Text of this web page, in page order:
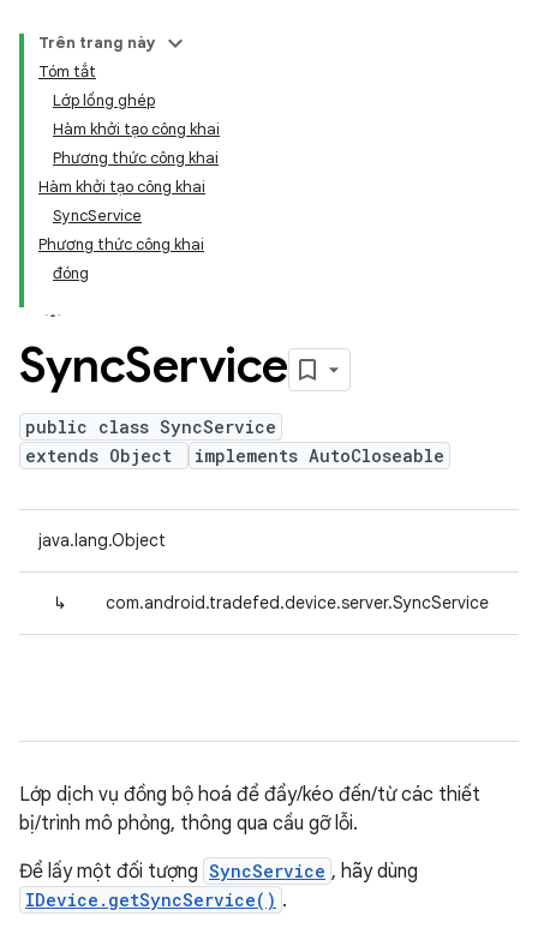
Trên trang này
Tóm tắt
Lớp lồng ghép
Hàm khởi tạo công khai
Phương thức công khai
Hàm khởi tạo công khai
SyncService
Phương thức công khai
đóng
SyncService
public class SyncService
extends Object
implements AutoCloseable
java.lang.Object
↳ com.android.tradefed.device.server.SyncService
Lớp dịch vụ đồng bộ hoá để đẩy/kéo đến/từ các thiết
bị/trình mô phỏng, thông qua cầu gỡ lỗi.
Để lấy một đối tượng SyncService , hãy dùng
IDevice.getSyncService() .